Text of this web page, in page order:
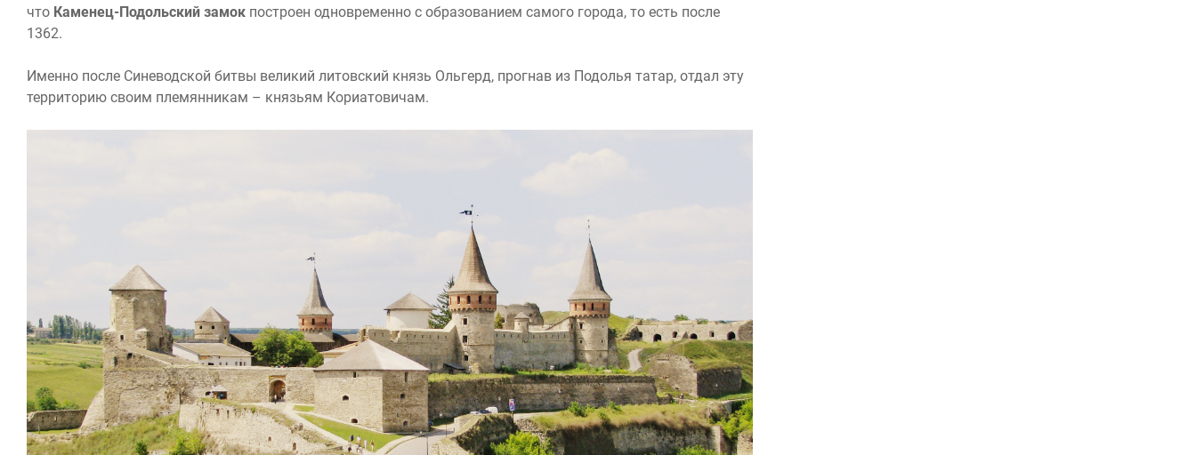
что Каменец-Подольский замок построен одновременно с образованием самого города, то есть после
1362.
Именно после Синеводской битвы великий литовский князь Ольгерд, прогнав из Подолья татар, отдал эту
территорию своим племянникам – князьям Кориатовичам.